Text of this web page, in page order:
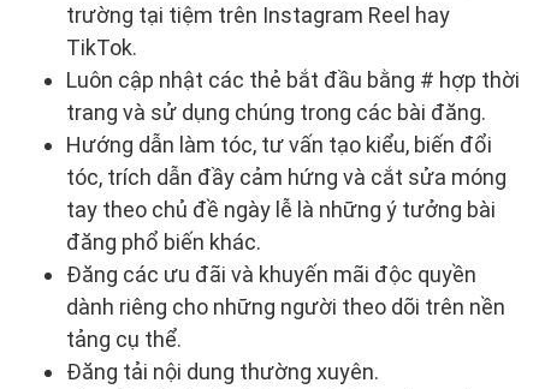
trường tại tiệm trên Instagram Reel hay
TikTok.
Luôn cập nhật các thẻ bắt đầu bằng # hợp thời
trang và sử dụng chúng trong các bài đăng.
Hướng dẫn làm tóc, tư vấn tạo kiểu, biến đổi
tóc, trích dẫn đầy cảm hứng và cắt sửa móng
tay theo chủ đề ngày lễ là những ý tưởng bài
đăng phổ biến khác.
Đăng các ưu đãi và khuyến mãi độc quyền
dành riêng cho những người theo dõi trên nền
tảng cụ thể.
Đăng tải nội dung thường xuyên.